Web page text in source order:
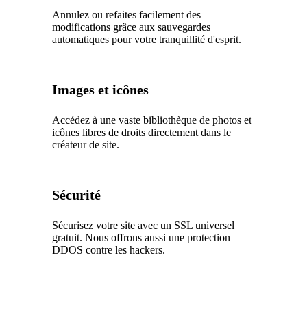
Annulez ou refaites facilement des
modifications grâce aux sauvegardes
automatiques pour votre tranquillité d'esprit.
Images et icônes
Accédez à une vaste bibliothèque de photos et
icônes libres de droits directement dans le
créateur de site.
Sécurité
Sécurisez votre site avec un SSL universel
gratuit. Nous offrons aussi une protection
DDOS contre les hackers.